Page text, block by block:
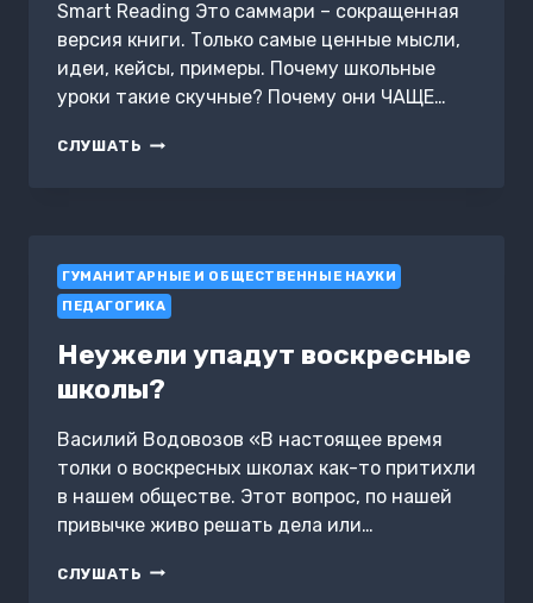
Smart Reading Это саммари – сокращенная
версия книги. Только самые ценные мысли,
идеи, кейсы, примеры. Почему школьные
уроки такие скучные? Почему они ЧАЩЕ…
СЛУШАТЬ КАК
ТРЕНИНГОВ,
ПОВЫШАЮЩИХ
РЕЗУЛЬТАТИВНОСТЬ.
НИК
ШЕКЛТОН-
ДЖОНС.
ГУМАНИТАРНЫЕ И ОБЩЕСТВЕННЫЕ НАУКИ
ПЕДАГОГИКА
Неужели упадут воскресные
школы?
Василий Водовозов «В настоящее время
толки о воскресных школах как-то притихли
в нашем обществе. Этот вопрос, по нашей
привычке живо решать дела или…
СЛУШАТЬ НЕУЖЕЛИ